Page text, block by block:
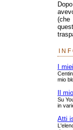
(che
I
mio
Il
Su
in
Atti